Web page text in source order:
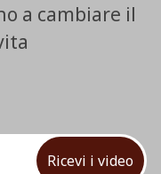
a cambiare il
Ricevi i video